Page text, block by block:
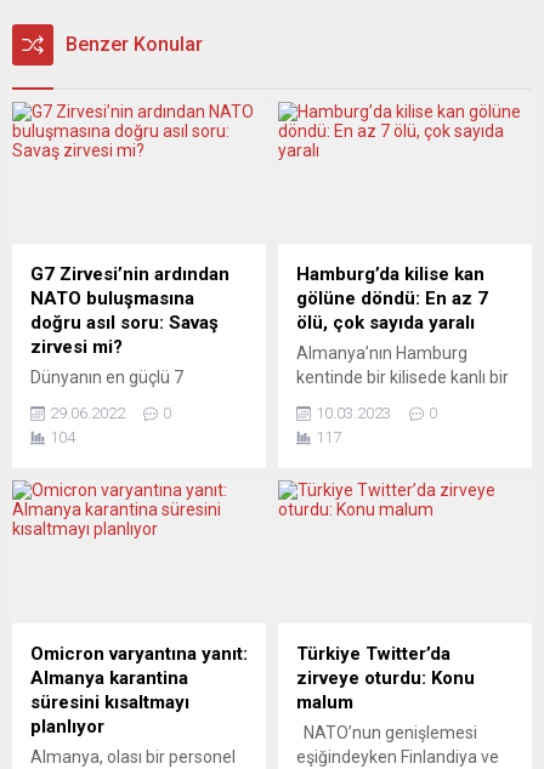
Benzer Konular
G7 Zirvesi’nin ardından
NATO buluşmasına
doğru asıl soru: Savaş
zirvesi mi?
Dünyanın en güçlü 7
yöneticilerini ağırlayan ve
geniş güvenlik önlemleri
G7 Zirvesi’ne protestolar
eşlik etti. Münih’te tahmin
kuruluş, açlığa, yoksulluğa
karşı ve daha iyi iklim ve
türlerin korunması için
eylem...
29.06.2022
0
104
Hamburg’da kilise kan
gölüne döndü: En az 7
ölü, çok sayıda yaralı
Almanya’nın Hamburg
kentinde bir kilisede kanlı bir
Şahitleri kilisesindeki silahlı
saldırıda en az 7 kişi hayatını
yaralandı. Polis olayı “amok
belirtirken, bölge halkına
ise...
10.03.2023
0
117
Omicron varyantına yanıt:
Almanya karantina
süresini kısaltmayı
planlıyor
Almanya, olası bir personel
Türkiye Twitter’da
zirveye oturdu: Konu
malum
NATO’nun genişlemesi
eşiğindeyken Finlandiya ve